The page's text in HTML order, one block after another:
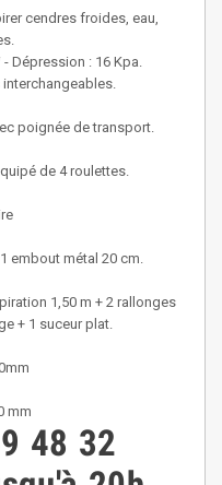
cendres froides, eau,
Dépression : 16 Kpa.
poignée de transport.
de 4 roulettes.
embout métal 20 cm.
1,50 m + 2 rallonges
+ 1 suceur plat.
mm
48 32